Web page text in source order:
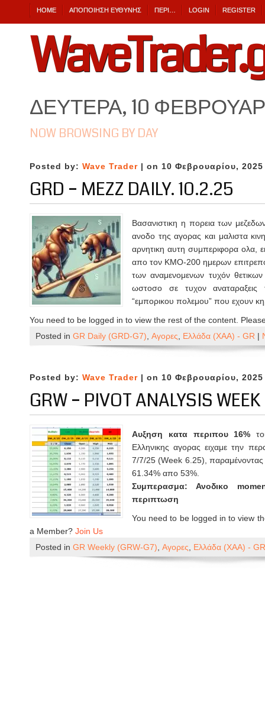
HOME ΑΠΟΠΟΊΗΣΗ ΕΎΘΥΝΗΣ ΠΕΡΙ… LOGIN REGISTER
ΔΕΥΤΈΡΑ, 10
NOW BROWSING BY DAY
Posted by: Wave Trader | on 10 Φεβρουαρίου, 2025
GRD – MEZZ DAILY. 10.2.25
Βασανιστικη η πορεια των
ανοδο της αγορας και μαλιστα
αρνητικη αυτη συμπεριφορα ολα,
απο τον ΚΜΟ-200 ημερων
των αναμενομενων τυχόν
ωστοσο σε τυχον
“εμπορικου πολεμου” που εχουν
You need to be logged in to view the rest of the content.
Posted in GR Daily (GRD-G7) Αγορες Ελλάδα (ΧΑΑ) - GR |
Posted by: Wave Trader | on 10 Φεβρουαρίου, 2025
GRW – PIVOT ANALYSIS
Αυξηση κατα περιπου 16%
Ελληνικης αγορας ειχαμε την
7/7/25 (Week 6.25),
61.34% απο 53%.
Συμπερασμα: Ανοδικο
περιπτωση
You need to be logged in to view
a Member? Join Us
Posted in GR Weekly (GRW-G7) Αγορες Ελλάδα (ΧΑΑ) - GR